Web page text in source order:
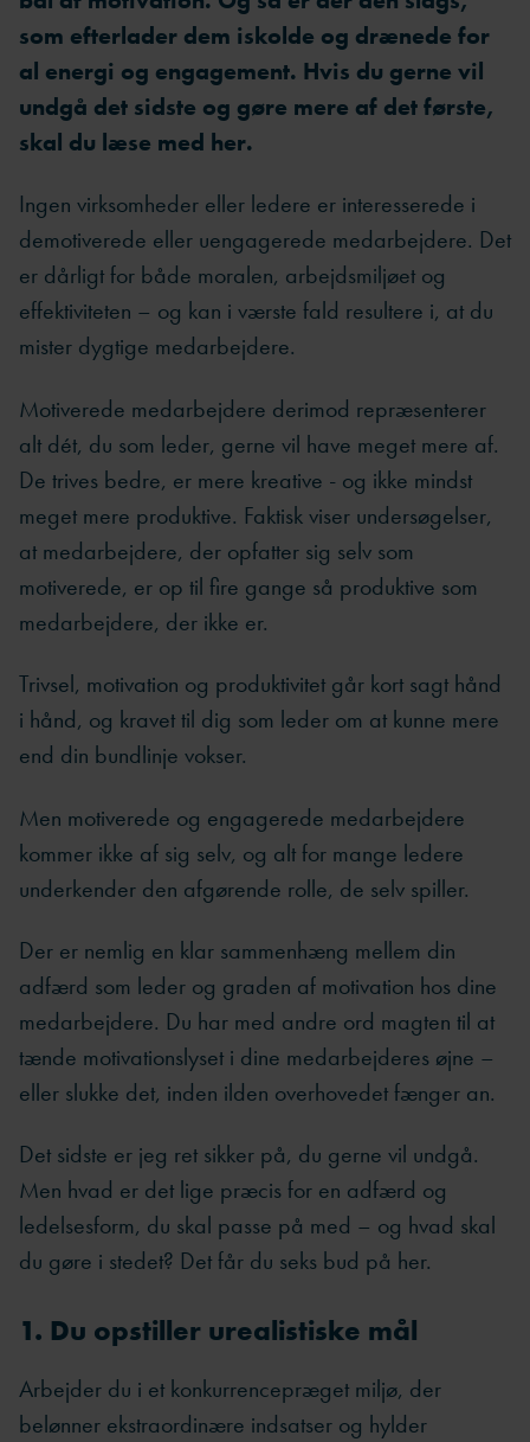
som efterlader dem iskolde og drænede for
al energi og engagement. Hvis du gerne vil
undgå det sidste og gøre mere af det første,
skal du læse med her.
Ingen virksomheder eller ledere er interesserede i
demotiverede eller uengagerede medarbejdere. Det
er dårligt for både moralen, arbejdsmiljøet og
effektiviteten – og kan i værste fald resultere i, at du
mister dygtige medarbejdere.
Motiverede medarbejdere derimod repræsenterer
alt dét, du som leder, gerne vil have meget mere af.
De trives bedre, er mere kreative - og ikke mindst
meget mere produktive. Faktisk viser undersøgelser,
at medarbejdere, der opfatter sig selv som
motiverede, er op til fire gange så produktive som
medarbejdere, der ikke er.
Trivsel, motivation og produktivitet går kort sagt hånd
i hånd, og kravet til dig som leder om at kunne mere
end din bundlinje vokser.
Men motiverede og engagerede medarbejdere
kommer ikke af sig selv, og alt for mange ledere
underkender den afgørende rolle, de selv spiller.
Der er nemlig en klar sammenhæng mellem din
adfærd som leder og graden af motivation hos dine
medarbejdere. Du har med andre ord magten til at
tænde motivationslyset i dine medarbejderes øjne –
eller slukke det, inden ilden overhovedet fænger an.
Det sidste er jeg ret sikker på, du gerne vil undgå.
Men hvad er det lige præcis for en adfærd og
ledelsesform, du skal passe på med – og hvad skal
du gøre i stedet? Det får du seks bud på her.
1. Du opstiller urealistiske mål
Arbejder du i et konkurrencepræget miljø, der
belønner ekstraordinære indsatser og hylder